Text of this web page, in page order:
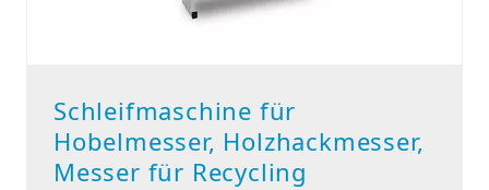
Schleifmaschine für
Hobelmesser, Holzhackmesser,
Messer für Recycling